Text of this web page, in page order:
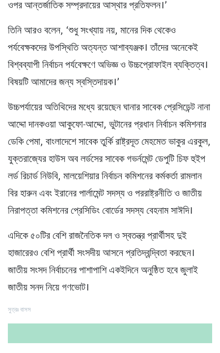
ওপর আন্তর্জাতিক সম্প্রদায়ের আস্থার প্রতিফলন।’
তিনি আরও বলেন, ‘শুধু সংখ্যায় নয়, মানের দিক থেকেও
পর্যবেক্ষকদের উপস্থিতি অত্যন্ত আশাব্যঞ্জক। তাঁদের অনেকেই
বিশ্বব্যাপী নির্বাচন পর্যবেক্ষণে অভিজ্ঞ ও উচ্চপ্রোফাইল ব্যক্তিত্ব।
বিষয়টি আমাদের জন্য স্বস্তিদায়ক।’
উচ্চপর্যায়ের অতিথিদের মধ্যে রয়েছেন ঘানার সাবেক প্রেসিডেন্ট নানা
আদ্দো দানকওয়া আকুফো-আদ্দো, ভুটানের প্রধান নির্বাচন কমিশনার
ডেকি পেমা, বাংলাদেশে সাবেক তুর্কি রাষ্ট্রদূত মেহমেত ভাকুর এরকুল,
যুক্তরাজ্যের হাউস অব লর্ডসের সাবেক গভর্নমেন্ট ডেপুটি চিফ হুইপ
লর্ড রিচার্ড নিউবি, মালয়েশিয়ার নির্বাচন কমিশনের কর্মকর্তা রামলান
বির হারুন এবং ইরানের পার্লামেন্ট সদস্য ও পররাষ্ট্রনীতি ও জাতীয়
নিরাপত্তা কমিশনের প্রেসিডিং বোর্ডের সদস্য বেহনাম সাঈদি।
এদিকে ৫০টির বেশি রাজনৈতিক দল ও স্বতন্ত্র প্রার্থীসহ দুই
হাজারেরও বেশি প্রার্থী সংসদীয় আসনে প্রতিদ্বন্দ্বিতা করছেন।
জাতীয় সংসদ নির্বাচনের পাশাপাশি একইদিনে অনুষ্ঠিত হবে জুলাই
জাতীয় সনদ নিয়ে গণভোট।
সুত্রঃ বাসস